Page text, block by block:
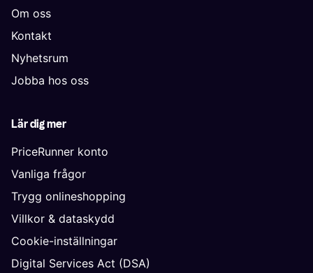
Om oss
Kontakt
Nyhetsrum
Jobba hos oss
Lär dig mer
PriceRunner konto
Vanliga frågor
Trygg onlineshopping
Villkor & dataskydd
Cookie-inställningar
Digital Services Act (DSA)